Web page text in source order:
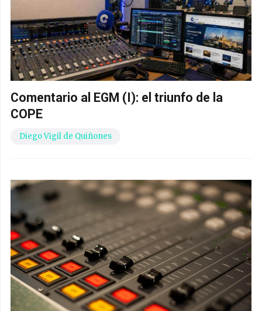
Comentario al EGM (I): el triunfo de la
COPE
Diego Vigil de Quiñones